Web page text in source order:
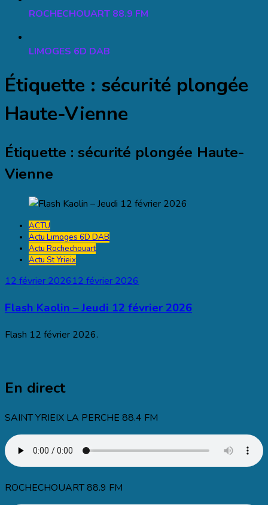
ROCHECHOUART 88.9 FM
LIMOGES 6D DAB
Étiquette : sécurité plongée
Haute-Vienne
Étiquette : sécurité plongée Haute-
Vienne
ACTU
Actu Limoges 6D DAB
Actu Rochechouart
Actu St Yrieix
12 février 202612 février 2026
Flash Kaolin – Jeudi 12 février 2026
Flash 12 février 2026.
En direct
SAINT YRIEIX LA PERCHE 88.4 FM
ROCHECHOUART 88.9 FM